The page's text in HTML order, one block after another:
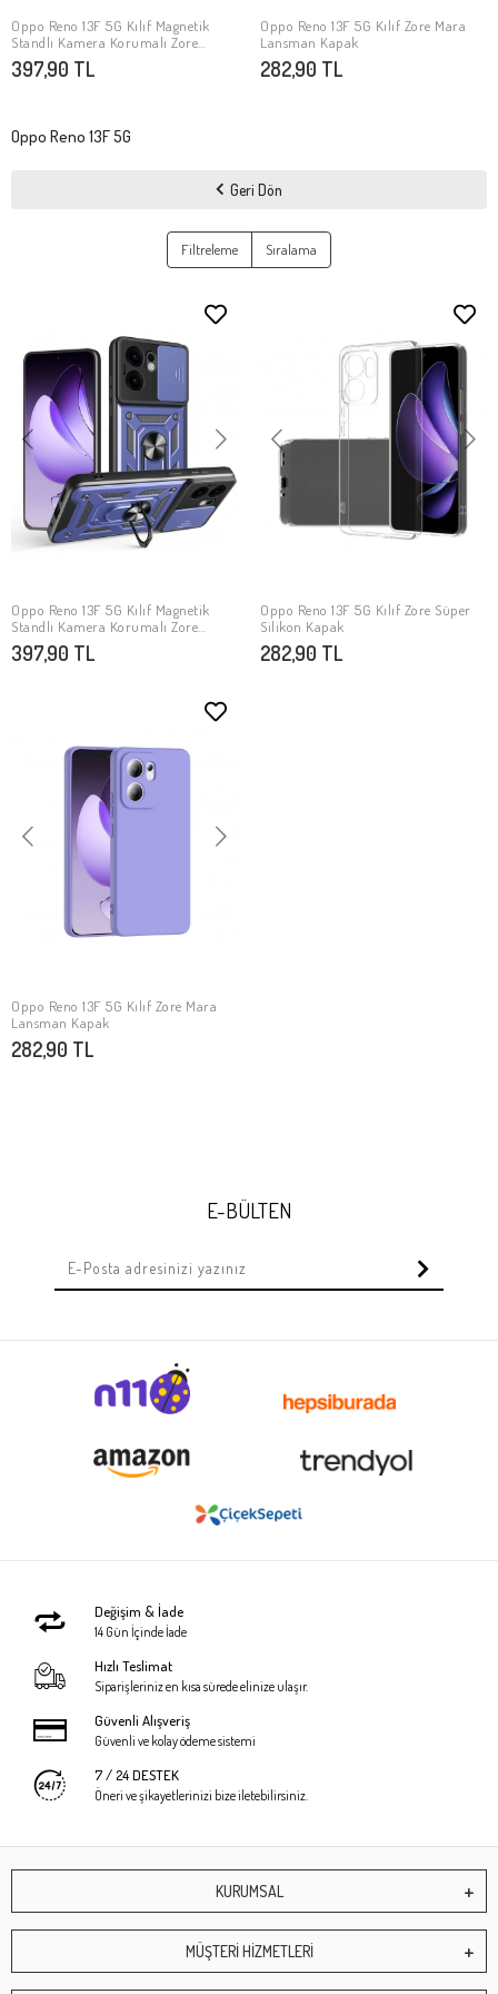
SEPETE EKLE
Oppo Reno 13F 5G Kılıf Magnetik
Standlı Kamera Korumalı Zore
Sürgülü Vega Kapak
397,90 TL
SEPETE EKLE
Oppo Reno 13F 5G Kılıf Zore Mara
Lansman Kapak
282,90 TL
Oppo Reno 13F 5G
Geri Dön
Filtreleme Sıralama
SEPETE EKLE
Oppo Reno 13F 5G Kılıf Magnetik
Standlı Kamera Korumalı Zore
Sürgülü Vega Kapak
397,90 TL
SEPETE EKLE
Oppo Reno 13F 5G Kılıf Zore Süper
Silikon Kapak
282,90 TL
SEPETE EKLE
Oppo Reno 13F 5G Kılıf Zore Mara
Lansman Kapak
282,90 TL
E-BÜLTEN
Değişim & İade
14 Gün İçinde İade
Hızlı Teslimat
Siparişleriniz en kısa sürede elinize ulaşır.
Güvenli Alışveriş
Güvenli ve kolay ödeme sistemi
7 / 24 DESTEK
Öneri ve şikayetlerinizi bize iletebilirsiniz.
KURUMSAL
MÜŞTERİ HİZMETLERİ